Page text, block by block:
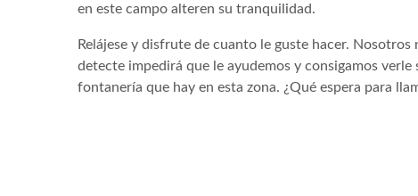
en este campo alteren su tranquilidad.
Relájese y disfrute de cuanto le guste hacer.
detecte impedirá que le ayudemos y consigamos
fontanería que hay en esta zona. ¿Qué espera para